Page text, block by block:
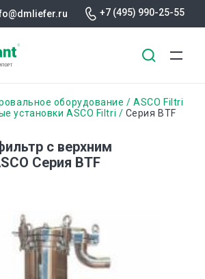
+7 (495) 990-25-55
оборудование
ASCO Filtri
установки ASCO Filtri
Серия BTF
с верхним
Серия BTF